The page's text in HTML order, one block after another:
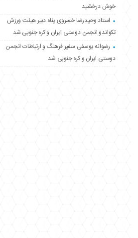
خوش درخشید
استاد وحیدرضا خسروی پناه دبیر هیئت ورزش
تکواندو انجمن دوستی ایران و کره جنوبی شد
رضوانه یوسفی سفیر فرهنگ و ارتباطات انجمن
دوستی ایران و کره جنوبی شد